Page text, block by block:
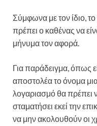
Σύμφωνα με τον ίδιο,
πρέπει ο καθένας να
μήνυμα τον αφορά.
Για παράδειγμα, όπως
αποστολέα το όνομα
λογαριασμό θα πρέπει
σταματήσει εκεί την
να μην ακολουθούν οι